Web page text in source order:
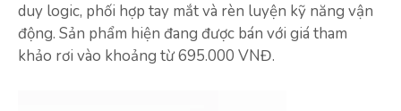
duy logic, phối hợp tay mắt và rèn luyện kỹ năng vận
động. Sản phẩm hiện đang được bán với giá tham
khảo rơi vào khoảng từ 695.000 VNĐ.